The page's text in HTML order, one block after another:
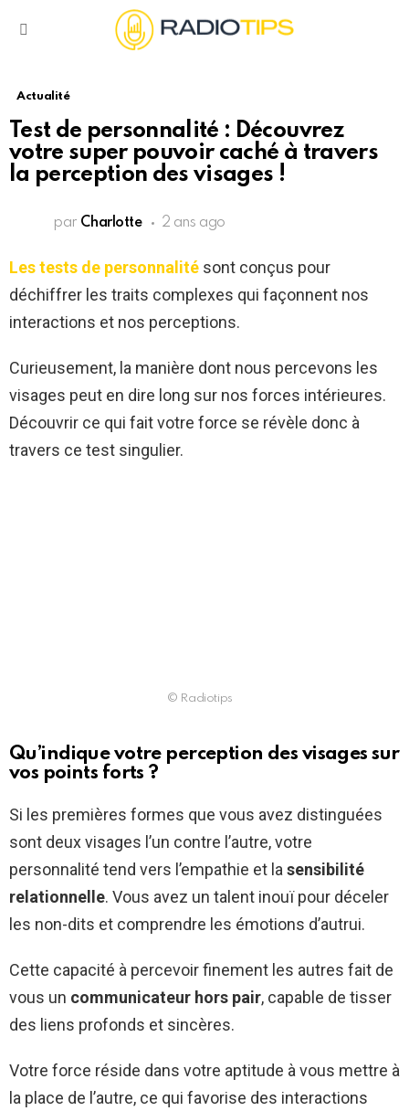
Actualité
Test de personnalité : Découvrez
votre super pouvoir caché à travers
la perception des visages !
par Charlotte 2 ans ago
Les tests de personnalité sont conçus pour
déchiffrer les traits complexes qui façonnent nos
interactions et nos perceptions.
Curieusement, la manière dont nous percevons les
visages peut en dire long sur nos forces intérieures.
Découvrir ce qui fait votre force se révèle donc à
travers ce test singulier.
© Radiotips
Qu’indique votre perception des visages sur
vos points forts ?
Si les premières formes que vous avez distinguées
sont deux visages l’un contre l’autre, votre
personnalité tend vers l’empathie et lasensibilité
relationnelle. Vous avez un talent inouï pour déceler
les non-dits et comprendre les émotions d’autrui.
Cette capacité à percevoir finement les autres fait de
vous un communicateur hors pair, capable de tisser
des liens profonds et sincères.
Votre force réside dans votre aptitude à vous mettre à
la place de l’autre, ce qui favorise des interactions